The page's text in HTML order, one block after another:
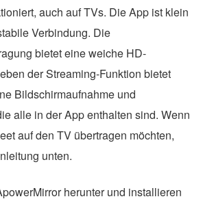
auch auf TVs. Die App ist klein
Verbindung. Die
bietet eine weiche HD-
der Streaming-Funktion bietet
Bildschirmaufnahme und
alle in der App enthalten sind. Wenn
auf den TV übertragen möchten,
unten.
herunter und installieren